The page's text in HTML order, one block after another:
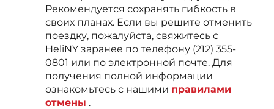
Рекомендуется сохранять гибкость в
своих планах. Если вы решите отменить
поездку, пожалуйста, свяжитесь с
HeliNY заранее по телефону (212) 355-
0801 или по электронной почте. Для
получения полной информации
ознакомьтесь с нашими правилами
отмены .